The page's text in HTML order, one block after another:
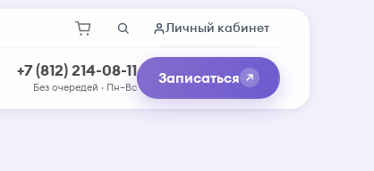
Личный кабинет
+7 (812) 214-08-11
Без очередей · Пн–Вс
Записаться